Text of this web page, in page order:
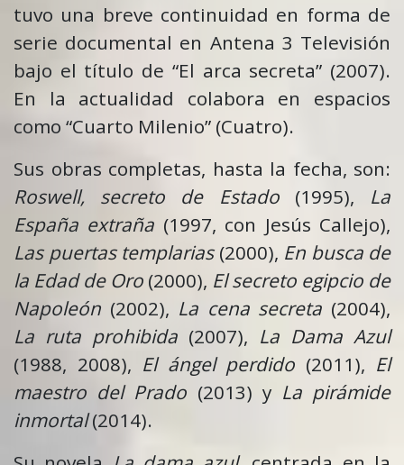
tuvo una breve continuidad en forma de
serie documental en Antena 3 Televisión
bajo el título de “El arca secreta” (2007).
En la actualidad colabora en espacios
como “Cuarto Milenio” (Cuatro).
Sus obras completas, hasta la fecha, son:
Roswell, secreto de Estado(1995), La
España extraña (1997, con Jesús Callejo),
Las puertas templarias(2000), En busca de
la Edad de Oro (2000), El secreto egipcio de
Napoleón (2002), La cena secreta (2004),
La ruta prohibida (2007), La Dama Azul
(1988, 2008), El ángel perdido (2011), El
maestro del Prado (2013) y La pirámide
inmortal(2014).